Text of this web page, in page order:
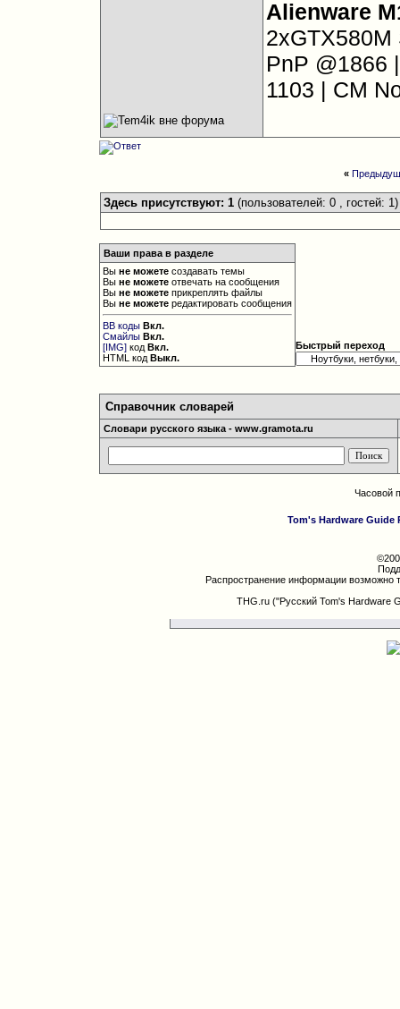
Alienware
PnP @1866
1103 | CM
«
Здесь присутствуют: 1 (пользователей: 0 , гостей: 1)
Ваши права в разделе
Выне можете создавать темы
Выне можете отвечать на сообщения
Выне можете прикреплять файлы
Выне можете редактировать сообщения
BB коды Вкл.
Смайлы Вкл.
[IMG] кодВкл.
HTML кодВыкл.
Быстрый переход
Справочник словарей
Словари русского языка - www.gramota.ru
Часовой
Tom's Hardware Guide
Распространение информации возможно
THG.ru ("Русский Tom's Hardware